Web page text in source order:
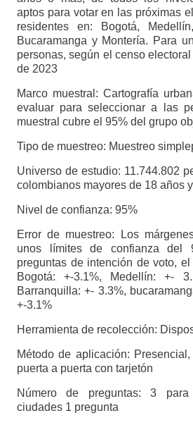
aptos para votar en las próximas
residentes en: Bogotá,
Bucaramanga y Montería. Para
personas, según el censo
de 2023
Marco muestral: Cartografía
evaluar para seleccionar a las
muestral cubre el 95% del grupo
Tipo de muestreo: Muestreo
Universo de estudio: 11.744.802
colombianos mayores de 18 años
Nivel de confianza: 95%
Error de muestreo: Los
unos límites de confianza del
preguntas de intención de voto,
Bogotá: +-3.1%, Medellín: +-
Barranquilla: +- 3.3%,
+-3.1%
Herramienta de recolección:
Método de aplicación:
puerta a puerta con tarjetón
Número de preguntas: 3
ciudades 1 pregunta